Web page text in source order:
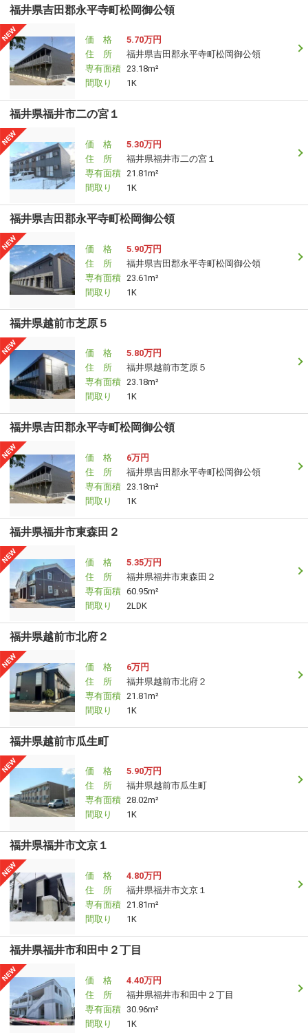
福井県吉田郡永平寺町松岡御公領
価 格
5.70万円
住 所
福井県吉田郡永平寺町松岡御公領
専有面積 23.18m²
間取り
1K
福井県福井市二の宮１
価 格
5.30万円
住 所
福井県福井市二の宮１
専有面積 21.81m²
間取り
1K
福井県吉田郡永平寺町松岡御公領
価 格
5.90万円
住 所
福井県吉田郡永平寺町松岡御公領
専有面積 23.61m²
間取り
1K
福井県越前市芝原５
価 格
5.80万円
住 所
福井県越前市芝原５
専有面積 23.18m²
間取り
1K
福井県吉田郡永平寺町松岡御公領
価 格
6万円
住 所
福井県吉田郡永平寺町松岡御公領
専有面積 23.18m²
間取り
1K
福井県福井市東森田２
価 格
5.35万円
住 所
福井県福井市東森田２
専有面積 60.95m²
間取り
2LDK
福井県越前市北府２
価 格
6万円
住 所
福井県越前市北府２
専有面積 21.81m²
間取り
1K
福井県越前市瓜生町
価 格
5.90万円
住 所
福井県越前市瓜生町
専有面積 28.02m²
間取り
1K
福井県福井市文京１
価 格
4.80万円
住 所
福井県福井市文京１
専有面積 21.81m²
間取り
1K
福井県福井市和田中２丁目
価 格
4.40万円
住 所
福井県福井市和田中２丁目
専有面積 30.96m²
間取り
1K